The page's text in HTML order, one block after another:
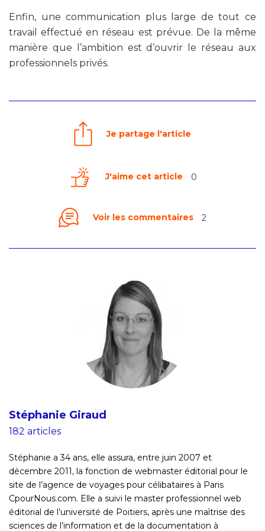
Enfin, une communication plus large de tout ce
travail effectué en réseau est prévue. De la même
manière que l’ambition est d’ouvrir le réseau aux
professionnels privés.
Je partage l'article
J'aime cet article 0
Voir les commentaires 2
Stéphanie Giraud
182 articles
Stéphanie a 34 ans, elle assura, entre juin 2007 et
décembre 2011, la fonction de webmaster éditorial pour le
site de l’agence de voyages pour célibataires à Paris
CpourNous.com. Elle a suivi le master professionnel web
éditorial de l’université de Poitiers, après une maîtrise des
sciences de l’information et de la documentation à